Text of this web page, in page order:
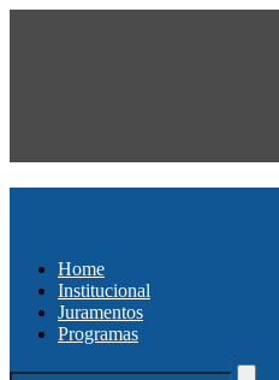
Home
Institucional
Juramentos
Programas